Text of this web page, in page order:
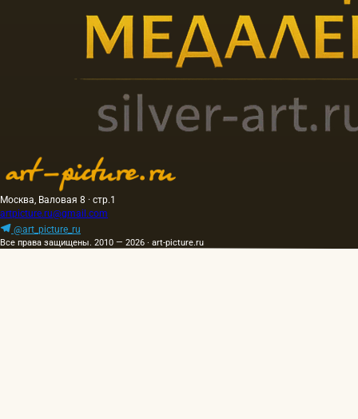
Москва, Валовая 8 · стр.1
artpicture.ru@gmail.com
@art_picture_ru
Все права защищены. 2010 — 2026 · art-picture.ru